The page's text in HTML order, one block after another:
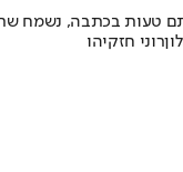
טעות בכתבה, נשמח
רוני חזקיהו